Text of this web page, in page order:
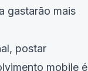
gastarão mais
postar
mobile é